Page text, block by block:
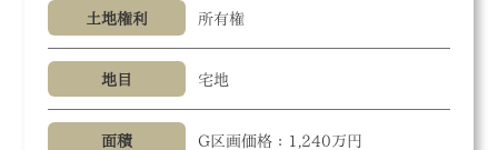
土地権利 所有権
地目 宅地
面積 G区画価格：1,240万円